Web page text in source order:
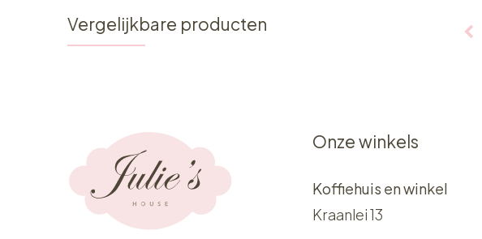
Vergelijkbare producten
Onze winkels
Koffiehuis en winkel
Kraanlei 13